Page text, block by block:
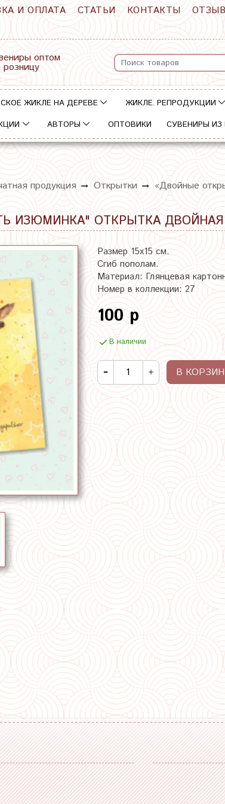
И ОПЛАТА СТАТЬИ КОНТАКТЫ
оптом
розницу
ЖИКЛЕ НА ДЕРЕВЕ ЖИКЛЕ. РЕПРОДУКЦИИ
АВТОРЫ ОПТОВИКИ СУВЕНИРЫ ИЗ
продукция Открытки «Двойные
ИЗЮМИНКА" ОТКРЫТКА ДВОЙНАЯ
Размер 15х15 см.
Сгиб пополам.
Материал: Глянцевая
Номер в коллекции: 27
100 р
В наличии
В